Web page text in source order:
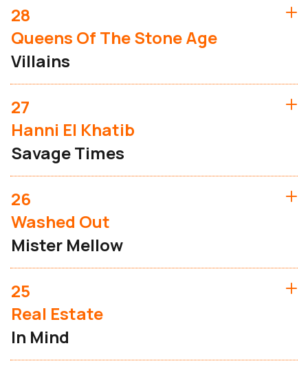
28
Queens Of The Stone Age
Villains
27
Hanni El Khatib
Savage Times
26
Washed Out
Mister Mellow
25
Real Estate
In Mind